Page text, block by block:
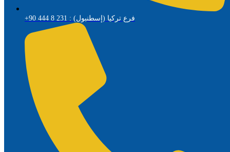
+90 444 8 231 : فرع تركيا (إسطنبول)